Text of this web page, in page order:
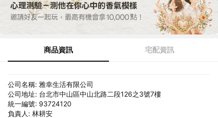
商品資訊 宅配資訊
公司名稱: 雅幸生活有限公司
公司地址: 台北市中山區中山北路二段126之3號7樓
統一編號: 93724120
負責人: 林耕安